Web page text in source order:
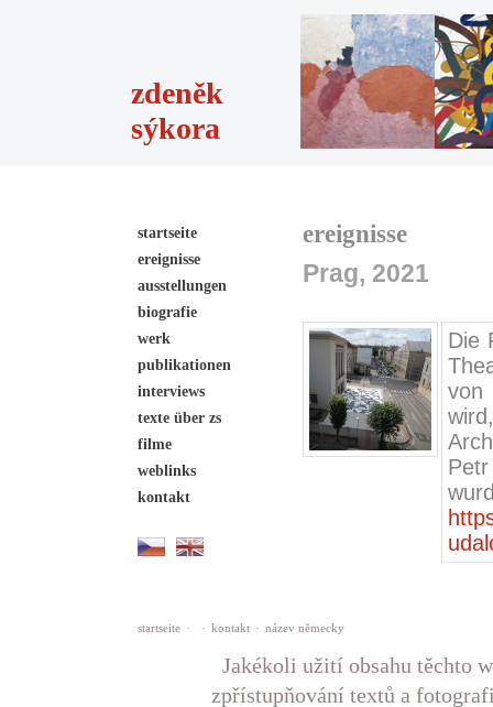
zdeněk
sýkora
startseite
ereignisse
ausstellungen
biografie
werk
publikationen
interviews
texte über zs
filme
weblinks
kontakt
ereignisse
Prag, 2021
Die
von
startseite · · kontakt · název německy
Jakékoli užití obsahu těchto
zpřístupňování textů a